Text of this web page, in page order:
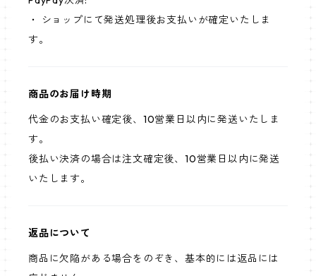
・ ショップにて発送処理後お支払いが確定いたしま
す。
商品のお届け時期
代金のお支払い確定後、10営業日以内に発送いたしま
す。
後払い決済の場合は注文確定後、10営業日以内に発送
いたします。
返品について
商品に欠陥がある場合をのぞき、基本的には返品には